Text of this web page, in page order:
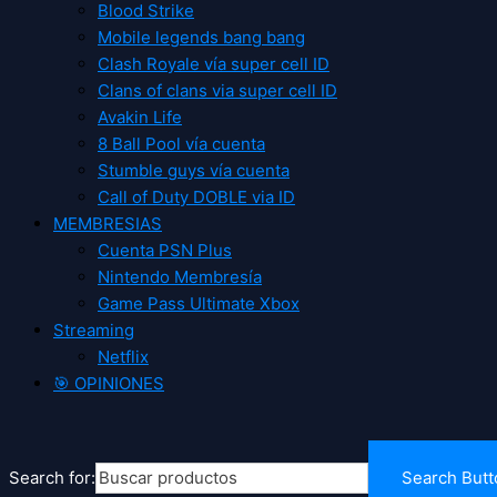
Blood Strike
Mobile legends bang bang
Clash Royale vía super cell ID
Clans of clans via super cell ID
Avakin Life
8 Ball Pool vía cuenta
Stumble guys vía cuenta
Call of Duty DOBLE via ID
MEMBRESIAS
Cuenta PSN Plus
Nintendo Membresía
Game Pass Ultimate Xbox
Streaming
Netflix
🎯 OPINIONES
Search for: Search